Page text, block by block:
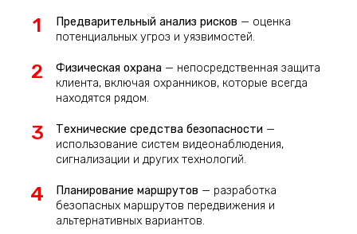
Предварительный анализ рисков — оценка
потенциальных угроз и уязвимостей.
Физическая охрана — непосредственная защита
клиента, включая охранников, которые всегда
находятся рядом.
Технические средства безопасности —
использование систем видеонаблюдения,
сигнализации и других технологий.
Планирование маршрутов — разработка
безопасных маршрутов передвижения и
альтернативных вариантов.